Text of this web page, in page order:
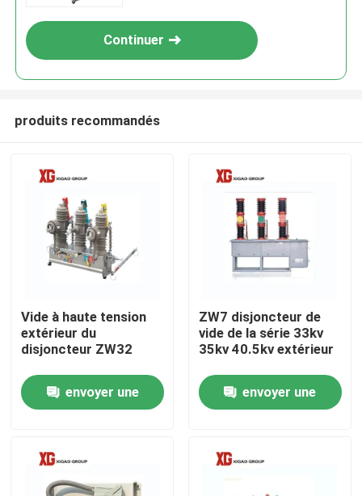
Maison
Au sujet de nous
Continuer
produits recommandés
Vide à haute tension
extérieur du
disjoncteur ZW32
envoyer une
ZW7 disjoncteur de
vide de la série 33kv
35kv 40.5kv extérieur
envoyer une